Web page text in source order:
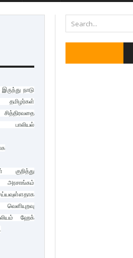
இருந்து நாடு
தமிழர்கள்
குறித்து
அரசாங்கம்
ஹேக்